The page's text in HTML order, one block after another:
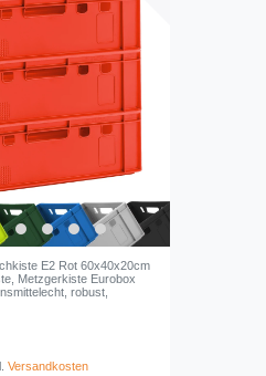
E2 Rot 60x40x20cm
Metzgerkiste Eurobox
robust,
Versandkosten